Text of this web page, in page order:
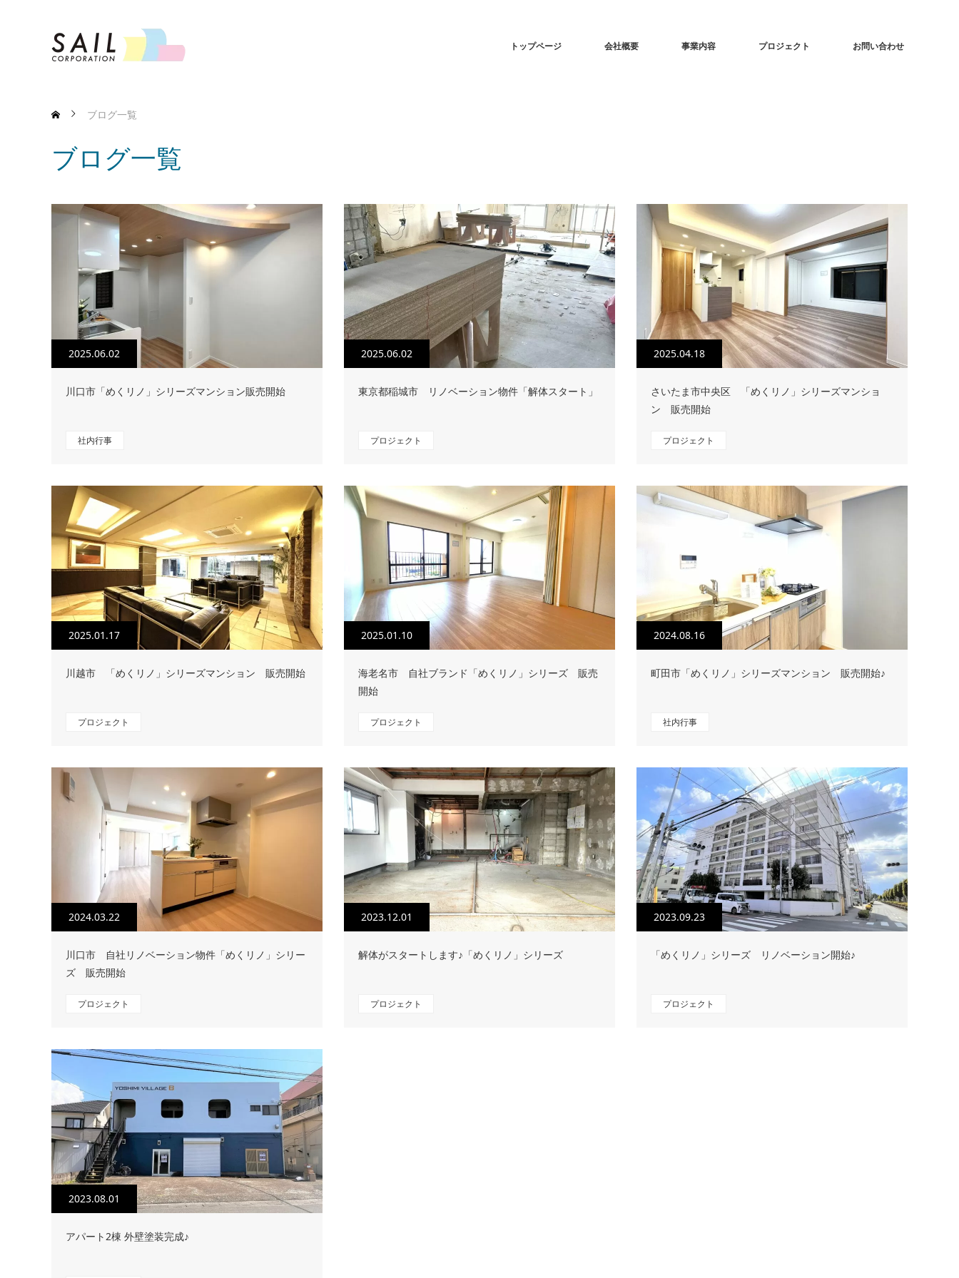
トップページ 会社概要 事業内容 プロジェクト お問い合わせ
ブログ一覧
ブログ一覧
2025.06.02
川口市「めくリノ」シリーズマンション販売開始
社内行事
2025.06.02
東京都稲城市 リノベーション物件「解体スタート」
プロジェクト
2025.04.18
さいたま市中央区 「めくリノ」シリーズマンショ
ン 販売開始
プロジェクト
2025.01.17
川越市 「めくリノ」シリーズマンション 販売開始
プロジェクト
2025.01.10
海老名市 自社ブランド「めくリノ」シリーズ 販売
開始
プロジェクト
2024.08.16
町田市「めくリノ」シリーズマンション 販売開始♪
社内行事
2024.03.22
川口市 自社リノベーション物件「めくリノ」シリー
ズ 販売開始
プロジェクト
2023.12.01
解体がスタートします♪「めくリノ」シリーズ
プロジェクト
2023.09.23
「めくリノ」シリーズ リノベーション開始♪
プロジェクト
2023.08.01
アパート2棟 外壁塗装完成♪